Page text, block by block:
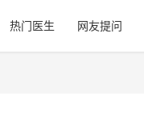
热门医生 网友提问